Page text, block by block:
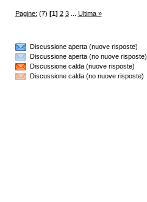
Pagine: (7) [1] 2 3... Ultima »
Discussione aperta (nuove risposte)
Discussione aperta (no nuove risposte)
Discussione calda (nuove risposte)
Discussione calda (no nuove risposte)